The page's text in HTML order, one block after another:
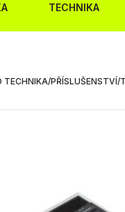
TECHNIKA
TECHNIKA/PŘÍSLUŠENSTVÍ/